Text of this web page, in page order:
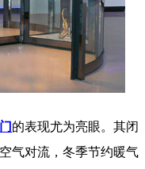
的表现尤为亮眼。其闭
气对流，冬季节约暖气